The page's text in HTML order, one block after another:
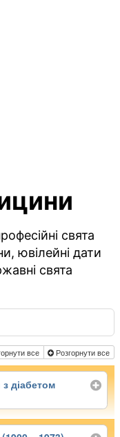
свята
ювілейні дати
свята
все Розгорнути все
діабетом